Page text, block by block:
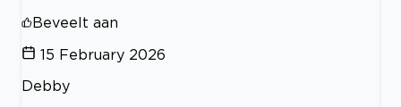
Beveelt aan
15 February 2026
Debby